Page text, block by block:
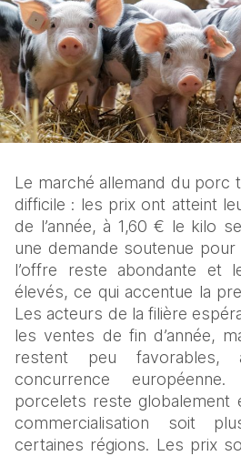
Le marché allemand du porc
difficile : les prix ont atteint
de l’année, à 1,60 € le kilo
une demande soutenue pour
l’offre reste abondante et
élevés, ce qui accentue la
Les acteurs de la filière
les ventes de fin d’année,
restent peu favorables,
concurrence
porcelets reste globalement
commercialisation soit
certaines régions. Les prix